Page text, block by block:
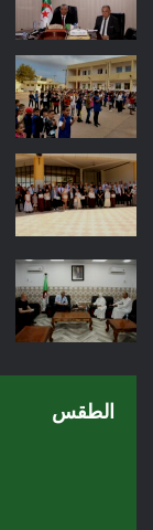
الطقس